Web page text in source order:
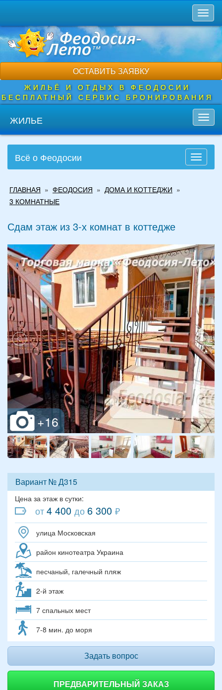
основному
содержанию
ОСТАВИТЬ ЗАЯВКУ
ЖИЛЬЁ И ОТДЫХ В ФЕОДОСИИ
БЕСПЛАТНЫЙ СЕРВИС БРОНИРОВАНИЯ
ЖИЛЬЕ
Toggle
Всё о Феодосии
здесь
ГЛАВНАЯ » ФЕОДОСИЯ » ДОМА И КОТТЕДЖИ »
3 КОМНАТНЫЕ
Сдам этаж из 3-х комнат в коттедже
Вариант № Д315
Цена за этаж в сутки:
от4 400 до6 300 ₽
улица Московская
район кинотеатра Украина
песчаный, галечный пляж
2-й этаж
7 спальных мест
7-8 мин. до моря
Задать вопрос
ПРЕДВАРИТЕЛЬНЫЙ ЗАКАЗ